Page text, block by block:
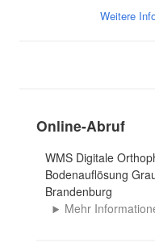
Weitere
Online-Abruf
WMS Digitale
Bodenauflösung
Brandenburg
Mehr